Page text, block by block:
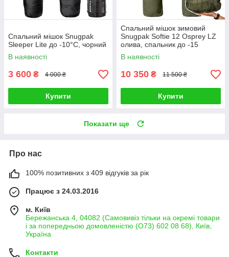
Спальний мішок Snugpak
Sleeper Lite до -10°С, чорний
В наявності
3 600 ₴ 4 000 ₴
Купити
Спальний мішок зимовий
Snugpak Softie 12 Osprey LZ
олива, спальник до -15
В наявності
10 350 ₴ 11 500 ₴
Купити
Показати ще
Про нас
100% позитивних з 409 відгуків за рік
Працює з 24.03.2016
м. Київ
Бережанська 4, 04082 (Самовивіз тільки на окремі товари
і за попередньою домовленістю (О73) 602 08 68), Київ,
Україна
Контакти